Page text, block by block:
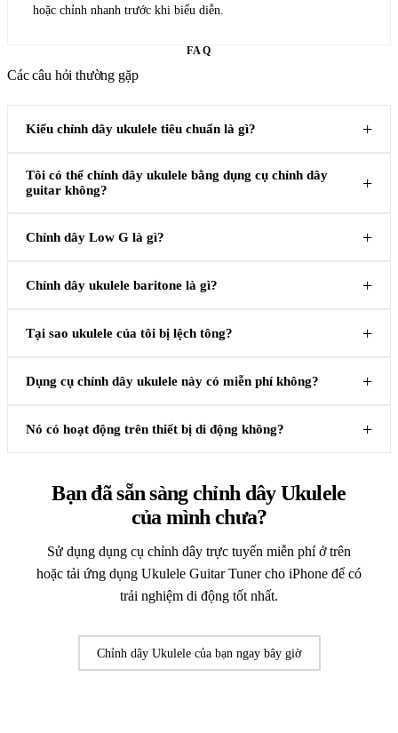
hoặc chỉnh nhanh trước khi biểu diễn.
FAQ
Các câu hỏi thường gặp
Kiểu chỉnh dây ukulele tiêu chuẩn là gì?
Tôi có thể chỉnh dây ukulele bằng dụng cụ chỉnh dây
guitar không?
Chỉnh dây Low G là gì?
Chỉnh dây ukulele baritone là gì?
Tại sao ukulele của tôi bị lệch tông?
Dụng cụ chỉnh dây ukulele này có miễn phí không?
Nó có hoạt động trên thiết bị di động không?
Bạn đã sẵn sàng chỉnh dây Ukulele
của mình chưa?
Sử dụng dụng cụ chỉnh dây trực tuyến miễn phí ở trên
hoặc tải ứng dụng Ukulele Guitar Tuner cho iPhone để có
trải nghiệm di động tốt nhất.
Chỉnh dây Ukulele của bạn ngay bây giờ